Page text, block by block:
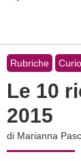
Rubriche
Le 10
2015
di Marianna